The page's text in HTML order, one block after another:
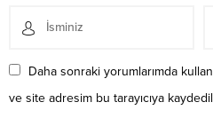
Daha sonraki yorumlarımda
ve site adresim bu tarayıcıya